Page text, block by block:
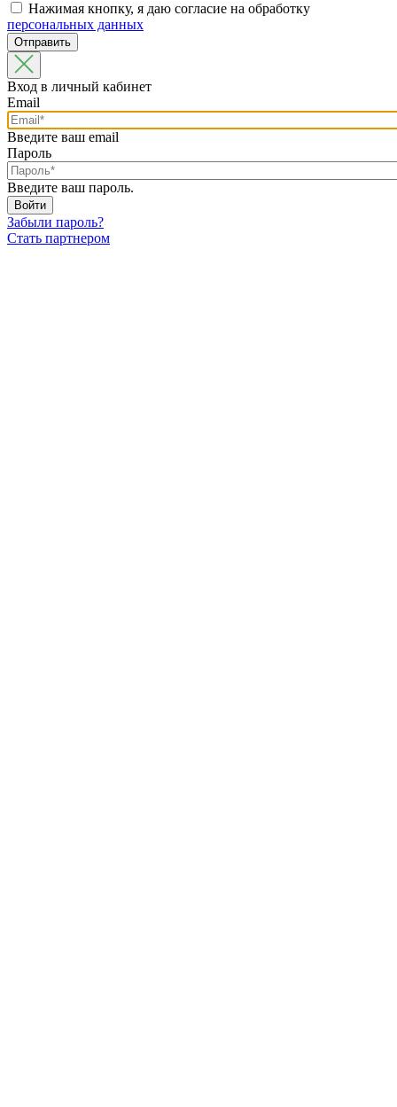
Нажимая кнопку, я даю согласие на обработку
персональных данных
Вход в личный кабинет
Email
Введите ваш email
Пароль
Введите ваш пароль.
Забыли пароль?
Стать партнером